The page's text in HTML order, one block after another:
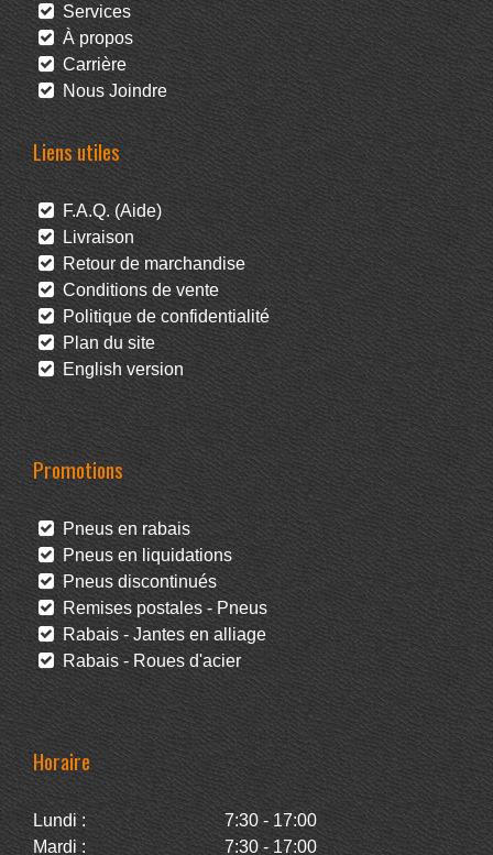
Services
À propos
Carrière
Nous Joindre
Liens utiles
F.A.Q. (Aide)
Livraison
Retour de marchandise
Conditions de vente
Politique de confidentialité
Plan du site
English version
Promotions
Pneus en rabais
Pneus en liquidations
Pneus discontinués
Remises postales - Pneus
Rabais - Jantes en alliage
Rabais - Roues d'acier
Horaire
Lundi :
7:30 - 17:00
Mardi :
7:30 - 17:00